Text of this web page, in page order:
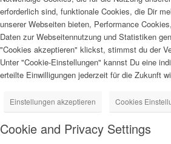
erforderlich sind, funktionale Cookies, die Dir
unserer Webseiten bieten, Performance
Daten zur Webseitennutzung und Statistiken
"Cookies akzeptieren" klickst, stimmst du der
Unter "Cookie-Einstellungen" kannst Du eine
erteilte Einwilligungen jederzeit für die Zukunft
Einstellungen akzeptieren Cookies
Cookie and Privacy Settings